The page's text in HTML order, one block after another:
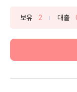
보유 2 대출